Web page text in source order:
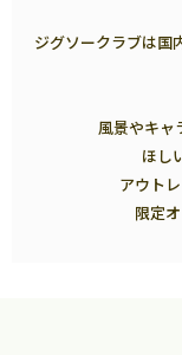
ジグソークラブは国
風景やキャ
ほし
アウト
限定